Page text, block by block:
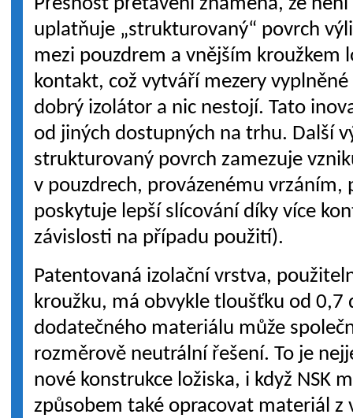
Přesnost přetavení znamená, že
uplatňuje „strukturovaný“ povrch
mezi pouzdrem a vnějším kroužkem
kontakt, což vytváří mezery
dobrý izolátor a nic nestojí. Tato
od jiných dostupných na trhu. Další
strukturovaný povrch zamezuje
v pouzdrech, provázenému vrzáním,
poskytuje lepší slícování díky více
závislosti na případu použití).
Patentovaná izolační vrstva,
kroužku, má obvykle tloušťku od
dodatečného materiálu může
rozměrově neutrální řešení. To je
nové konstrukce ložiska, i když NSK
způsobem také opracovat materiál z